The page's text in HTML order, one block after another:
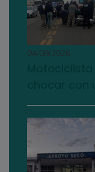
04/08/2026